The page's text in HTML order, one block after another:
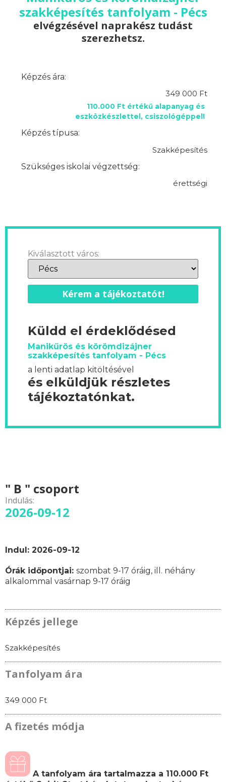
szakképesítés tanfolyam - Pécs
elvégzésével naprakész tudást
szerezhetsz.
Képzés ára:
349 000 Ft
110.000 Ft értékű alapanyag és
eszközkészlettel, csiszológéppel!
Képzés típusa:
Szakképesítés
Szükséges iskolai végzettség:
érettségi
Kiválasztott város:
Kérem a tájékoztatót!
Küldd el érdeklődésed
Manikűrös és körömdizájner
szakképesítés tanfolyam - Pécs
a lenti adatlap kitöltésével
és elküldjük részletes
tájékoztatónkat.
" B " csoport
Indulás:
2026-09-12
Indul: 2026-09-12
Órák időpontjai: szombat 9-17 óráig, ill. néhány
alkalommal vasárnap 9-17 óráig
Képzés jellege
Szakképesítés
Tanfolyam ára
349 000 Ft
A fizetés módja
A tanfolyam ára tartalmazza a 110.000 Ft